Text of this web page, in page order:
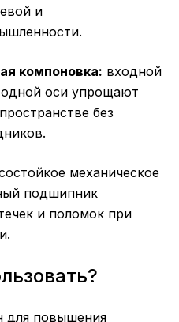
и
компоновка: входной
оси упрощают
без
механическое
подшипник
и поломок при
для повышения